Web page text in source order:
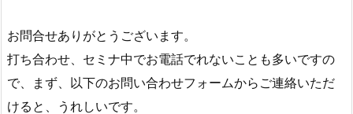
お問合せありがとうございます。
打ち合わせ、セミナ中でお電話でれないことも多いですの
で、まず、以下のお問い合わせフォームからご連絡いただ
けると、うれしいです。